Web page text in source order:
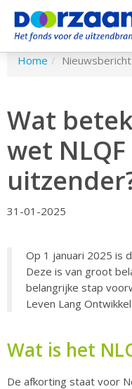
Spring
inhoud
Home Nieuwsbericht
Wat
wet
31-01-2025
​​​Op 1 januari 2025 is
Deze is van groot
belangrijke stap
Leven Lang
Wat is het
​​​De afkorting staat voor